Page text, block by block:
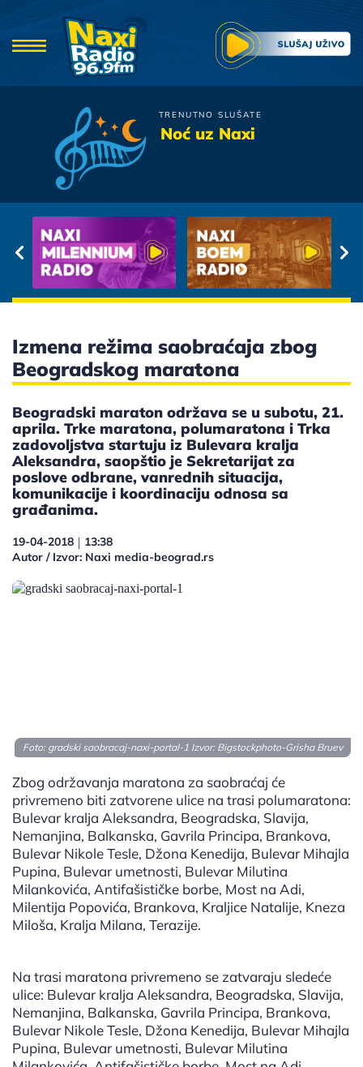
TRENUTNO SLUŠATE
Noć uz Naxi
Zeljko Joksimovic
Izmena režima saobraćaja zbog
Beogradskog maratona
Beogradski maraton održava se u subotu, 21.
aprila. Trke maratona, polumaratona i Trka
zadovoljstva startuju iz Bulevara kralja
Aleksandra, saopštio je Sekretarijat za
poslove odbrane, vanrednih situacija,
komunikacije i koordinaciju odnosa sa
građanima.
19-04-2018 | 13:38
Autor / Izvor: Naxi media-beograd.rs
Foto: gradski saobracaj-naxi-portal-1 Izvor: Bigstockphoto-Grisha Bruev
Zbog održavanja maratona za saobraćaj će
privremeno biti zatvorene ulice na trasi polumaratona:
Bulevar kralja Aleksandra, Beogradska, Slavija,
Nemanjina, Balkanska, Gavrila Principa, Brankova,
Bulevar Nikole Tesle, Džona Kenedija, Bulevar Mihajla
Pupina, Bulevar umetnosti, Bulevar Milutina
Milankovića, Antifašističke borbe, Most na Adi,
Milentija Popovića, Brankova, Kraljice Natalije, Kneza
Miloša, Kralja Milana, Terazije.
Na trasi maratona privremeno se zatvaraju sledeće
ulice: Bulevar kralja Aleksandra, Beogradska, Slavija,
Nemanjina, Balkanska, Gavrila Principa, Brankova,
Bulevar Nikole Tesle, Džona Kenedija, Bulevar Mihajla
Pupina, Bulevar umetnosti, Bulevar Milutina